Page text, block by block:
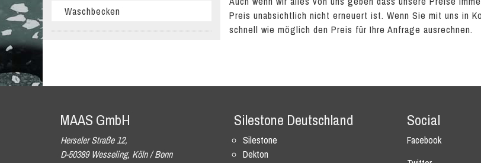
Preis unabsichtlich nicht erneuert ist. Wenn Sie mit uns in
schnell wie möglich den Preis für Ihre Anfrage ausrechnen.
Waschbecken
MAAS GmbH
Herseler Straße 12,
D-50389 Wesseling, Köln / Bonn
Silestone Deutschland
Silestone
Dekton
Social
Facebook